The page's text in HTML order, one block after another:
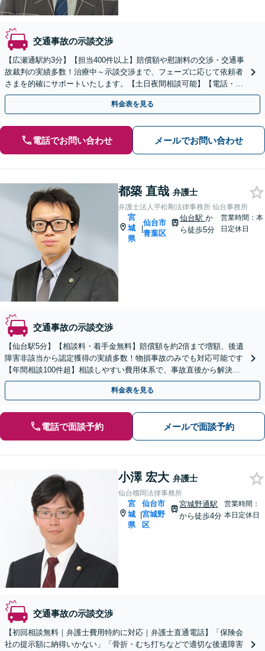
交通事故の示談交渉
【広瀬通駅約3分】【担当400件以上】賠償額や慰謝料の交渉・交通事
故裁判の実績多数！治療中～示談交渉まで、フェーズに応じて依頼者
さまを的確にサポートいたします。【土日夜間相談可能】【電話・オ
ンライン相談対応】【相談料・着手金無料】
料金表を見る
電話でお問い合わせ メールでお問い合わせ
都築 直哉 弁護士
弁護士法人平松剛法律事務所 仙台事務所
宮
城
県
|
仙台市
青葉区
仙台駅 か
ら徒歩5分
営業時間：本
日定休日
交通事故の示談交渉
【仙台駅5分】【相談料・着手金無料】賠償額を約2倍まで増額、後遺
障害非該当から認定獲得の実績多数！物損事故のみでも対応可能です
【年間相談100件超】相談しやすい費用体系で、事故直後から解決ま
で徹底サポート！【弁護士費用特約で費用負担ゼロ】
料金表を見る
電話で面談予約 メールで面談予約
小澤 宏大 弁護士
仙台榴岡法律事務所
宮
城
県
|
仙台市
宮城野
区
宮城野通駅
から徒歩4分
営業時間：
本日定休日
交通事故の示談交渉
【初回相談無料｜弁護士費用特約に対応｜弁護士直通電話】「保険会
社の提示額に納得いかない」「骨折・むち打ちなどで適切な後遺障害